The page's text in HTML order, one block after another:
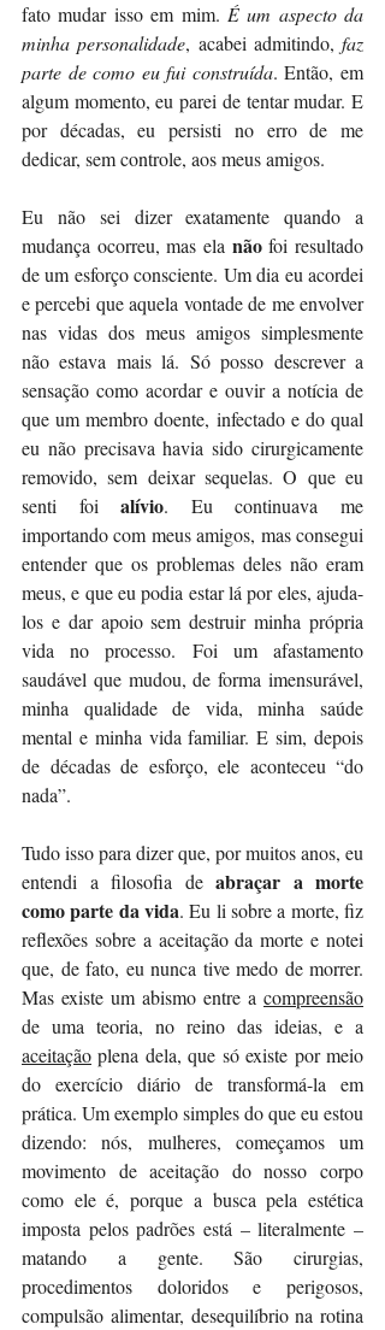
fato mudar isso em mim. É um aspecto da
minha personalidade, acabei admitindo, faz
parte de como eu fui construída. Então, em
algum momento, eu parei de tentar mudar. E
por décadas, eu persisti no erro de me
dedicar, sem controle, aos meus amigos.
Eu não sei dizer exatamente quando a
mudança ocorreu, mas ela não foi resultado
de um esforço consciente. Um dia eu acordei
e percebi que aquela vontade de me envolver
nas vidas dos meus amigos simplesmente
não estava mais lá. Só posso descrever a
sensação como acordar e ouvir a notícia de
que um membro doente, infectado e do qual
eu não precisava havia sido cirurgicamente
removido, sem deixar sequelas. O que eu
senti foi alívio. Eu continuava me
importando com meus amigos, mas consegui
entender que os problemas deles não eram
meus, e que eu podia estar lá por eles, ajuda-
los e dar apoio sem destruir minha própria
vida no processo. Foi um afastamento
saudável que mudou, de forma imensurável,
minha qualidade de vida, minha saúde
mental e minha vida familiar. E sim, depois
de décadas de esforço, ele aconteceu “do
nada”.
Tudo isso para dizer que, por muitos anos, eu
entendi a filosofia de abraçar a morte
como parte da vida. Eu li sobre a morte, fiz
reflexões sobre a aceitação da morte e notei
que, de fato, eu nunca tive medo de morrer.
Mas existe um abismo entre a compreensão
aceitação plena dela, que só existe por meio
do exercício diário de transformá-la em
prática. Um exemplo simples do que eu estou
dizendo: nós, mulheres, começamos um
movimento de aceitação do nosso corpo
como ele é, porque a busca pela estética
imposta pelos padrões está – literalmente –
matando a gente. São cirurgias,
procedimentos doloridos e perigosos,
compulsão alimentar, desequilíbrio na rotina